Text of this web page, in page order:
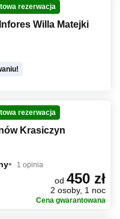
rezerwacja
Willa Matejki
rezerwacja
Krasiczyn
1 opinia
od 450 zł
2 osoby, 1 noc
Cena gwarantowana